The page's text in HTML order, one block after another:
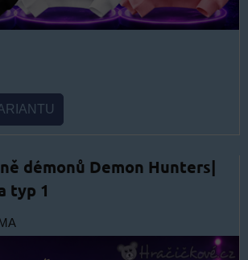
démonů Demon Hunters|
typ 1